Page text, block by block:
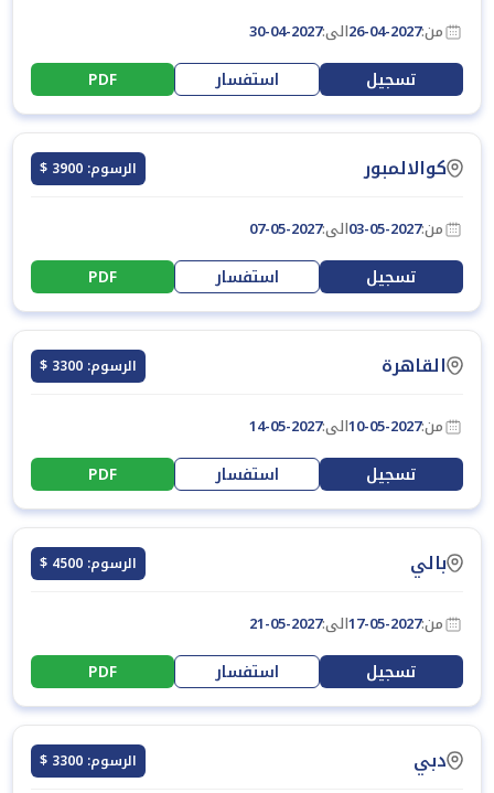
من:26-04-2027الى:30-04-2027
تسجيل استفسار PDF
كوالالمبور الرسوم: 3900 $
من:03-05-2027الى:07-05-2027
تسجيل استفسار PDF
القاهرة الرسوم: 3300 $
من:10-05-2027الى:14-05-2027
تسجيل استفسار PDF
بالي الرسوم: 4500 $
من:17-05-2027الى:21-05-2027
تسجيل استفسار PDF
دبي الرسوم: 3300 $